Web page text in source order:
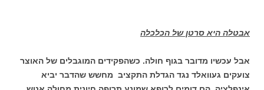
אבטלה היא סרטן של הכלכלה
אבל עכשיו מדובר בגוף חולה. כשהפקידים המוגבלים של האוצר
צועקים געוואלד נגד הגדלת התקציב מחשש שהדבר יביא